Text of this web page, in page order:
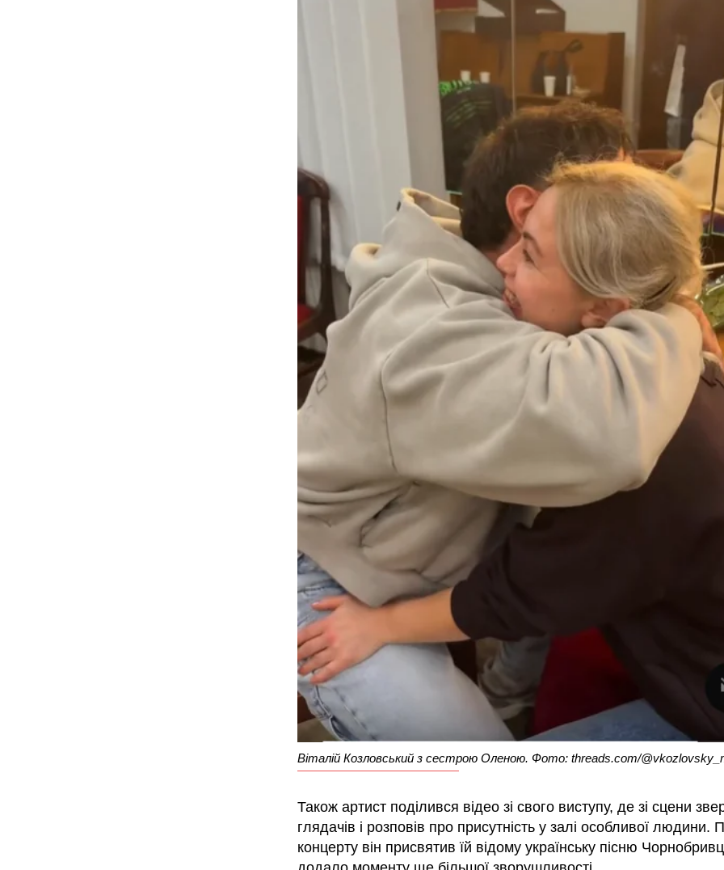
Віталій Козловський з сестрою Оленою. Фото: threads.com/
Також артист поділився відео зі свого виступу, де зі сцени
глядачів і розповів про присутність у залі особливої людини.
концерту він присвятив їй відому українську пісню